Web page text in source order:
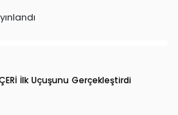
İlk Uçuşunu Gerçekleştirdi